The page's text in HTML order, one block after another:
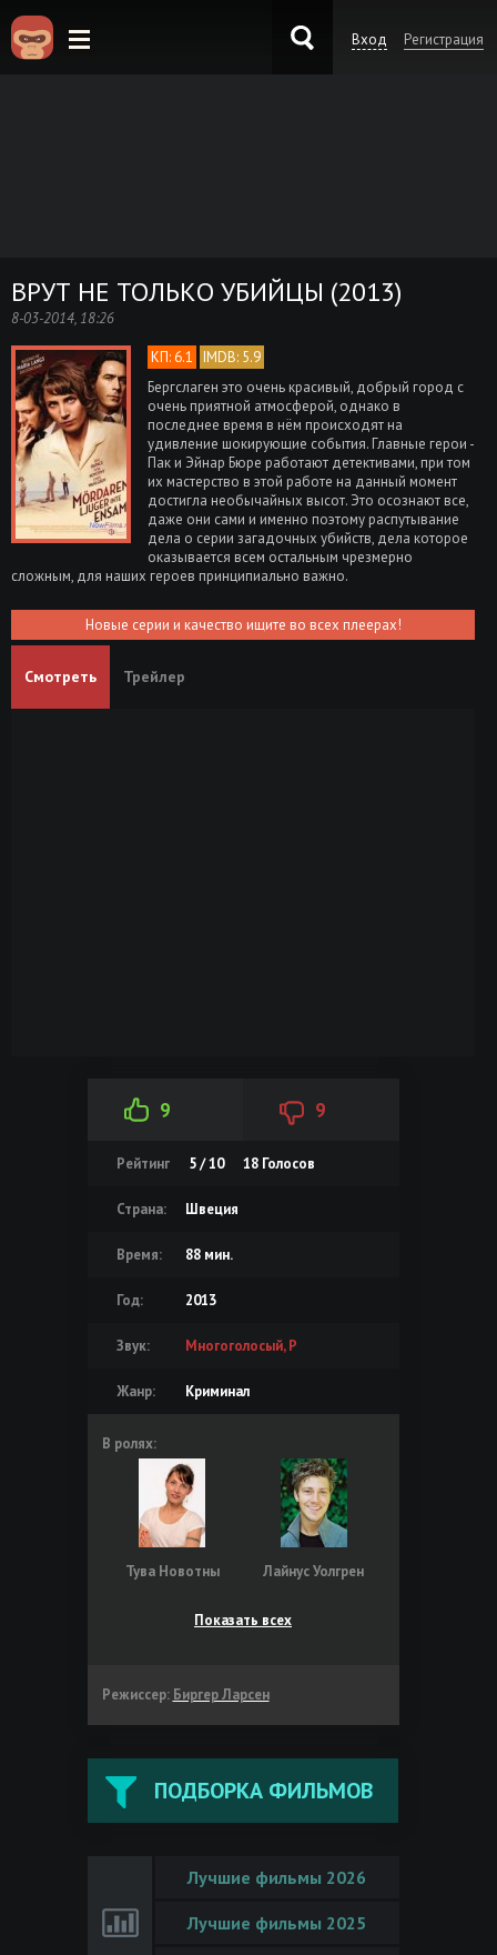
Вход Регистрация
ВРУТ НЕ ТОЛЬКО УБИЙЦЫ (2013)
8-03-2014, 18:26
КП: 6.1 IMDB: 5.9
Бергслаген это очень красивый, добрый город с
очень приятной атмосферой, однако в
последнее время в нём происходят на
удивление шокирующие события. Главные герои -
Пак и Эйнар Бюре работают детективами, при том
их мастерство в этой работе на данный момент
достигла необычайных высот. Это осознают все,
даже они сами и именно поэтому распутывание
дела о серии загадочных убийств, дела которое
оказывается всем остальным чрезмерно
сложным, для наших героев принципиально важно.
Новые серии и качество ищите во всех плеерах!
Смотреть Трейлер
9 9
Рейтинг 5 / 10 18Голосов
Страна: Швеция
Время: 88 мин.
Год: 2013
Звук: Многоголосый, P
Жанр: Криминал
В ролях:
Тува Новотны Лайнус Уолгрен
Показать всех
Режиссер: Биргер Ларсен
ПОДБОРКА ФИЛЬМОВ
Лучшие фильмы 2026
Лучшие фильмы 2025